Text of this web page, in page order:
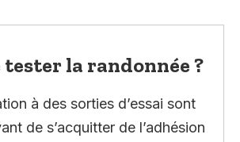
tester la randonnée ?
à des sorties d’essai sont
de s’acquitter de l’adhésion